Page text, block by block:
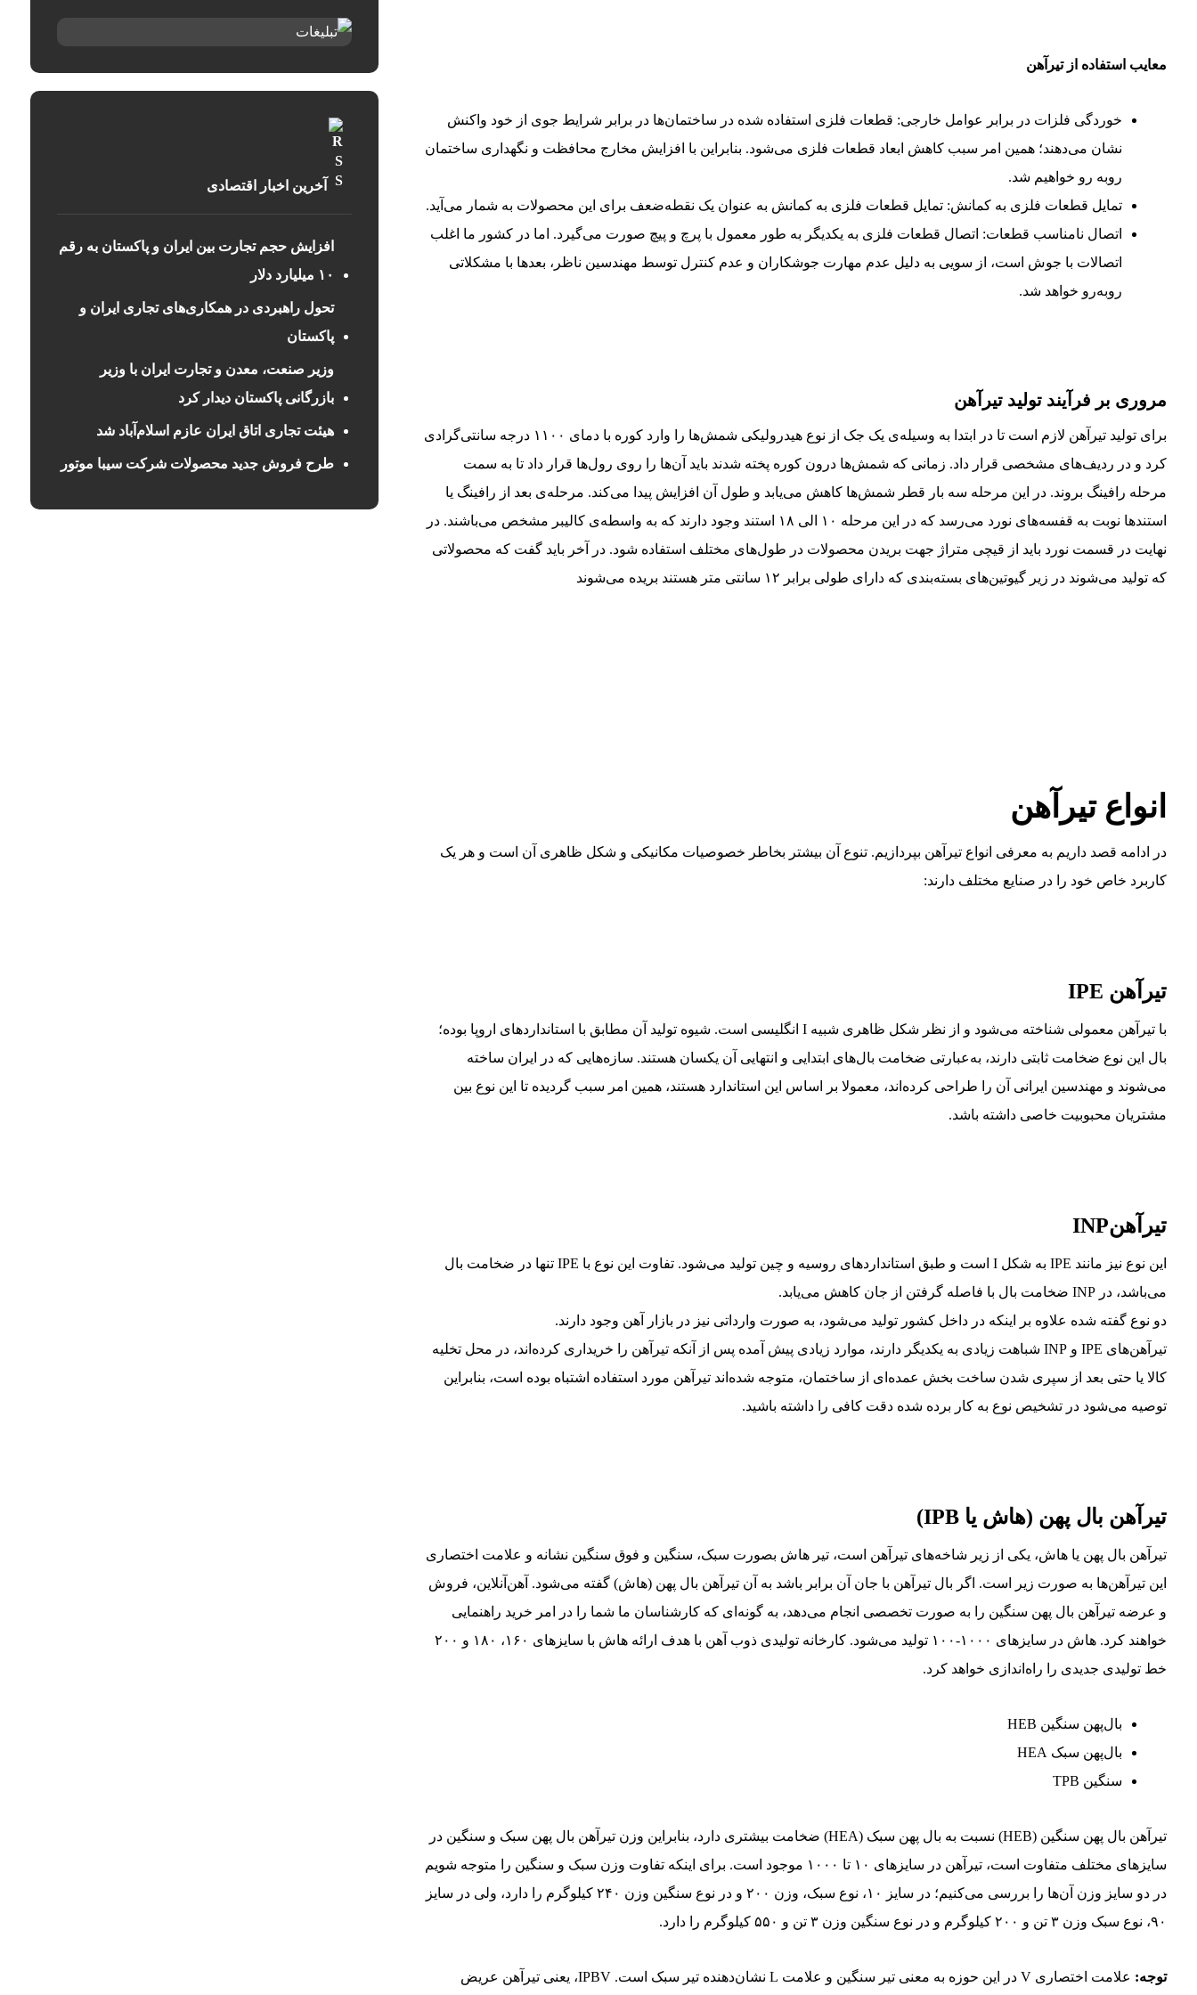
معایب استفاده از تیرآهن
خوردگی فلزات در برابر عوامل خارجی: قطعات فلزی استفاده شده در ساختمان‌ها در برابر شرایط جوی از خود واکنش
نشان می‌دهند؛ همین امر سبب کاهش ابعاد قطعات فلزی می‌شود. بنابراین با افزایش مخارج محافظت و نگهداری ساختمان
روبه رو خواهیم شد.
تمایل قطعات فلزی به کمانش: تمایل قطعات فلزی به کمانش به عنوان یک نقطه‌ضعف برای این محصولات به شمار می‌آید.
اتصال نامناسب قطعات: اتصال قطعات فلزی به یکدیگر به طور معمول با پرچ و پیچ صورت می‌گیرد. اما در کشور ما اغلب
اتصالات با جوش است، از سویی به دلیل عدم مهارت جوشکاران و عدم کنترل توسط مهندسین ناظر، بعدها با مشکلاتی
روبه‌رو خواهد شد.
مروری بر فرآیند تولید تیرآهن
برای تولید تیرآهن لازم است تا در ابتدا به وسیله‌ی یک جک از نوع هیدرولیکی شمش‌ها را وارد کوره با دمای ۱۱۰۰ درجه سانتی‌گرادی
کرد و در ردیف‌های مشخصی قرار داد. زمانی که شمش‌ها درون کوره پخته شدند باید آن‌ها را روی رول‌ها قرار داد تا به سمت
مرحله رافینگ بروند. در این مرحله سه بار قطر شمش‌ها کاهش می‌یابد و طول آن افزایش پیدا می‌کند. مرحله‌ی بعد از رافینگ یا
استندها‌ نوبت به قفسه‌های نورد می‌رسد که در این مرحله ۱۰ الی ۱۸ استند وجود دارند که به واسطه‌ی کالیبر مشخص می‌باشند. در
نهایت در قسمت نورد باید از قیچی متراژ جهت بریدن محصولات در طول‌های مختلف استفاده شود. در آخر باید گفت که محصولاتی
که تولید می‌شوند در زیر گیوتین‌های بسته‌بندی که دارای طولی برابر ۱۲ سانتی متر هستند بریده می‌شوند
انواع تیرآهن
در ادامه قصد داریم به معرفی انواع تیرآهن بپردازیم. تنوع آن بیشتر بخاطر خصوصیات مکانیکی و شکل ظاهری آن است و هر یک
کاربرد خاص خود را در صنایع مختلف دارند:
تیرآهن IPE
با تیرآهن معمولی شناخته می‌شود و از نظر شکل ظاهری شبیه I انگلیسی است. شیوه‌ تولید آن مطابق با استانداردهای اروپا بوده؛
بال این نوع ضخامت ثابتی دارند، به‌عبارتی ضخامت بال‌های ابتدایی و انتهایی آن یکسان هستند. سازه‌هایی که در ایران ساخته
می‌شوند و مهندسین ایرانی آن را طراحی کرده‌اند، معمولا بر اساس این استاندارد هستند، همین امر سبب گردیده تا این نوع بین
مشتریان محبوبیت خاصی داشته باشد.
تیرآهن‌INP
این نوع نیز مانند IPE به شکل I است و طبق استانداردهای روسیه و چین تولید می‌شود. تفاوت این نوع با IPE تنها در ضخامت بال
می‌باشد، در INP ضخامت بال با فاصله گرفتن از جان کاهش می‌یابد.
دو نوع گفته شده علاوه بر اینکه در داخل کشور تولید می‌شود، به صورت وارداتی نیز در بازار آهن وجود دارند.
تیرآهن‌های IPE و INP شباهت زیادی به یکدیگر دارند، موارد زیادی پیش آمده پس از آنکه تیرآهن را خریداری کرده‌اند، در محل تخلیه
کالا یا حتی بعد از سپری شدن ساخت بخش عمده‌ای از ساختمان، متوجه شده‌اند تیرآهن مورد استفاده اشتباه بوده است، بنابراین
توصیه می‌شود در تشخیص نوع به کار برده شده دقت کافی را داشته باشید.
تیرآهن بال پهن (هاش یا IPB)
تیرآهن بال پهن یا هاش، یکی از زیر شاخه‌های تیرآهن است، تیر هاش بصورت سبک، سنگین و فوق سنگین نشانه و علامت اختصاری
این تیرآهن‌ها به صورت زیر است. اگر بال تیرآهن با جان آن برابر باشد به آن تیرآهن بال پهن (هاش) گفته می‌شود. آهن‌آنلاین، فروش
و عرضه تیرآهن بال پهن سنگین را به صورت تخصصی انجام می‌دهد، به گونه‌ای که کارشناسان ما شما را در امر خرید راهنمایی
خواهند کرد. هاش در سایزهای ۱۰۰۰-۱۰۰ تولید می‌شود. کارخانه تولیدی ذوب آهن با هدف ارائه هاش با سایزهای ۱۶۰، ۱۸۰ و ۲۰۰
خط تولیدی جدیدی را راه‌اندازی خواهد کرد.
بال‌پهن سنگین HEB
بال‌پهن سبک HEA
سنگین TPB
تیرآهن بال پهن سنگین (HEB) نسبت به بال پهن سبک (HEA) ضخامت بیشتری دارد، بنابراین وزن تیرآهن بال پهن سبک و سنگین در
سایزهای مختلف متفاوت است، تیرآهن در سایزهای ۱۰ تا ۱۰۰۰ موجود است. برای اینکه تفاوت وزن سبک و سنگین را متوجه شویم
در دو سایز وزن آن‌ها را بررسی می‌کنیم؛ در سایز ۱۰، نوع سبک، وزن ۲۰۰ و در نوع سنگین وزن ۲۴۰ کیلوگرم را دارد، ولی در سایز
۹۰، نوع سبک وزن ۳ تن و ۲۰۰ کیلوگرم و در نوع سنگین وزن ۳ تن و ۵۵۰ کیلوگرم را دارد.
توجه: علامت اختصاری V در این حوزه به معنی تیر سنگین و علامت L نشان‌دهنده‌ تیر سبک است. IPBV، یعنی تیرآهن عریض
آخرین اخبار اقتصادی
افزایش حجم تجارت بین ایران و پاکستان به رقم
۱۰ میلیارد دلار
تحول راهبردی در همکاری‌های تجاری ایران و
پاکستان
وزیر صنعت، معدن و تجارت ایران با وزیر
بازرگانی پاکستان دیدار کرد
هیئت تجاری اتاق ایران عازم اسلام‌آباد شد
طرح فروش جدید محصولات شرکت سیبا موتور